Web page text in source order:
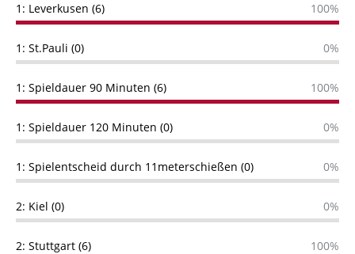
1: Leverkusen (6) 100%
1: St.Pauli (0) 0%
1: Spieldauer 90 Minuten (6) 100%
1: Spieldauer 120 Minuten (0) 0%
1: Spielentscheid durch 11meterschießen (0) 0%
2: Kiel (0) 0%
2: Stuttgart (6) 100%